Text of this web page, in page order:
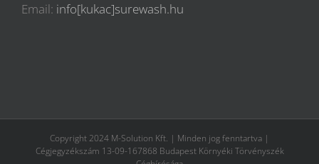
Email: info[kukac]surewash.hu
Copyright 2024 M-Solution Kft. | Minden jog fenntartva |
Cégjegyzékszám 13-09-167868 Budapest Környéki Törvényszék